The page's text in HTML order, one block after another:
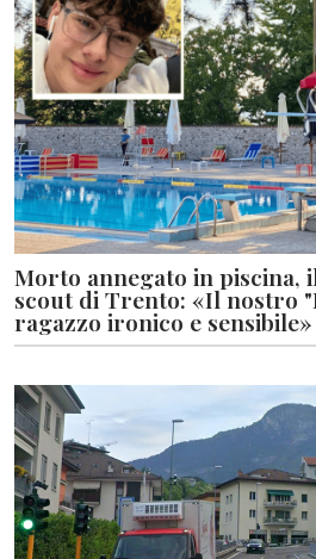
Morto annegato in piscina,
scout di Trento: «Il nostro
ragazzo ironico e sensibile»